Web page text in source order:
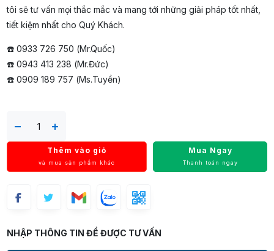
tôi sẽ tư vấn mọi thắc mắc và mang tới những giải pháp tốt nhất,
tiết kiệm nhất cho Quý Khách.
☎️ 0933 726 750 (Mr.Quốc)
☎️ 0943 413 238 (Mr.Đức)
☎️ 0909 189 757 (Ms.Tuyền)
Thêm vào giỏ
và mua sản phẩm khác
Mua Ngay
Thanh toán ngay
NHẬP THÔNG TIN ĐỂ ĐƯỢC TƯ VẤN